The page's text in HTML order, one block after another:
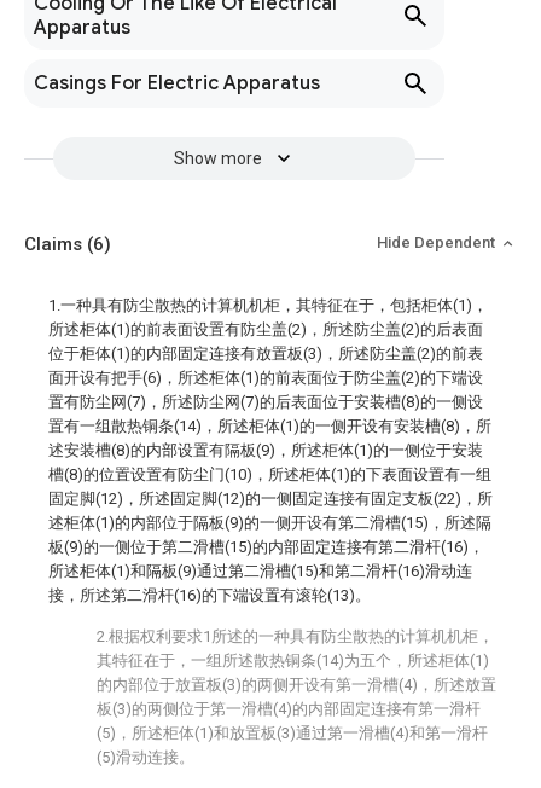
Apparatus
Casings For Electric Apparatus
Show more
Claims (6) Hide Dependent
1.一种具有防尘散热的计算机机柜，其特征在于，包括柜体(1)，
所述柜体(1)的前表面设置有防尘盖(2)，所述防尘盖(2)的后表面
位于柜体(1)的内部固定连接有放置板(3)，所述防尘盖(2)的前表
面开设有把手(6)，所述柜体(1)的前表面位于防尘盖(2)的下端设
置有防尘网(7)，所述防尘网(7)的后表面位于安装槽(8)的一侧设
置有一组散热铜条(14)，所述柜体(1)的一侧开设有安装槽(8)，所
述安装槽(8)的内部设置有隔板(9)，所述柜体(1)的一侧位于安装
槽(8)的位置设置有防尘门(10)，所述柜体(1)的下表面设置有一组
固定脚(12)，所述固定脚(12)的一侧固定连接有固定支板(22)，所
述柜体(1)的内部位于隔板(9)的一侧开设有第二滑槽(15)，所述隔
板(9)的一侧位于第二滑槽(15)的内部固定连接有第二滑杆(16)，
所述柜体(1)和隔板(9)通过第二滑槽(15)和第二滑杆(16)滑动连
接，所述第二滑杆(16)的下端设置有滚轮(13)。
2.根据权利要求1所述的一种具有防尘散热的计算机机柜，
其特征在于，一组所述散热铜条(14)为五个，所述柜体(1)
的内部位于放置板(3)的两侧开设有第一滑槽(4)，所述放置
板(3)的两侧位于第一滑槽(4)的内部固定连接有第一滑杆
(5)，所述柜体(1)和放置板(3)通过第一滑槽(4)和第一滑杆
(5)滑动连接。